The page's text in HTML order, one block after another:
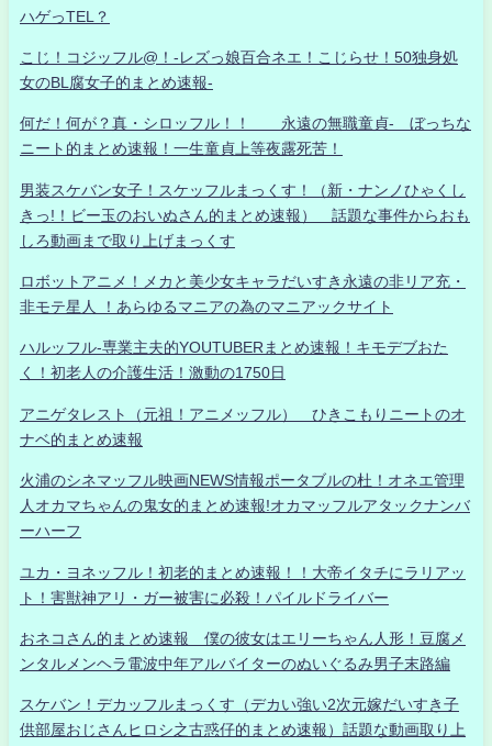
ハゲっTEL？
こじ！コジッフル@！-レズっ娘百合ネエ！こじらせ！50独身処
女のBL腐女子的まとめ速報-
何だ！何が？真・シロッフル！！ 永遠の無職童貞- ぼっちな
ニート的まとめ速報！一生童貞上等夜露死苦！
男装スケバン女子！スケッフルまっくす！（新・ナンノひゃくし
きっ!！ビー玉のおいぬさん的まとめ速報） 話題な事件からおも
しろ動画まで取り上げまっくす
ロボットアニメ！メカと美少女キャラだいすき永遠の非リア充・
非モテ星人 ！あらゆるマニアの為のマニアックサイト
ハルッフル-専業主夫的YOUTUBERまとめ速報！キモデブおた
く！初老人の介護生活！激動の1750日
アニゲタレスト（元祖！アニメッフル） ひきこもりニートのオ
ナベ的まとめ速報
火浦のシネマッフル映画NEWS情報ポータブルの杜！オネエ管理
人オカマちゃんの鬼女的まとめ速報!オカマッフルアタックナンバ
ーハーフ
ユカ・ヨネッフル！初老的まとめ速報！！大帝イタチにラリアッ
ト！害獣神アリ・ガー被害に必殺！パイルドライバー
おネコさん的まとめ速報 僕の彼女はエリーちゃん人形！豆腐メ
ンタルメンヘラ電波中年アルバイターのぬいぐるみ男子末路編
スケバン！デカッフルまっくす（デカい強い2次元嫁だいすき子
供部屋おじさんヒロシ之古惑仔的まとめ速報）話題な動画取り上